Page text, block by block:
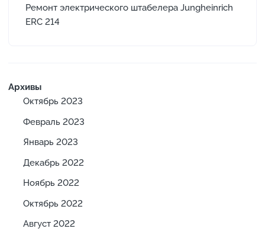
Ремонт электрического штабелера Jungheinrich
ERC 214
Архивы
Октябрь 2023
Февраль 2023
Январь 2023
Декабрь 2022
Ноябрь 2022
Октябрь 2022
Август 2022